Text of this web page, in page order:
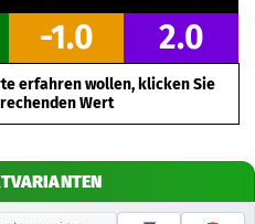
-1.0 2.0
erfahren wollen, klicken Sie
Wert